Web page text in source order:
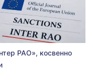
РАО», косвенно